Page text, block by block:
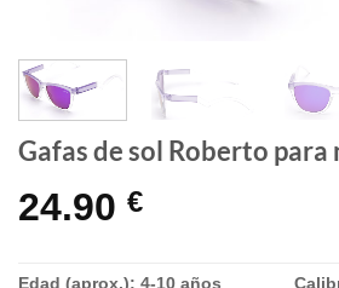
Gafas de sol Roberto para
24.90 €
Edad (aprox.): 4-10 años